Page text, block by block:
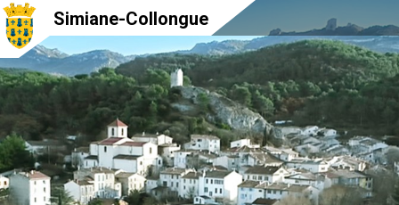
Simiane-Collongue